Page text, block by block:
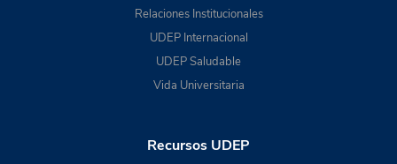
Relaciones Institucionales
UDEP Internacional
UDEP Saludable
Vida Universitaria
Recursos UDEP